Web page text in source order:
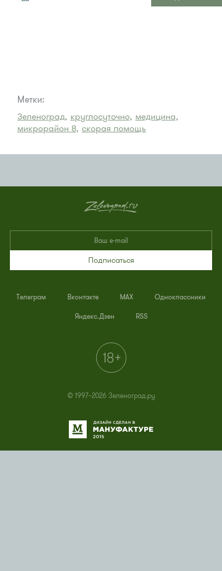
Метки:
Зеленоград, круглосуточно, медицина,
микрорайон 8, скорая помощь
Подписаться
Телеграм Вконтакте MAX Одноклассники
Яндекс.Дзен RSS
© 1997–2026 Зеленоград.ру